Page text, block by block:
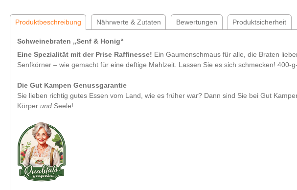
Produktbeschreibung Nährwerte & Zutaten Bewertungen Produktsicherheit
Schweinebraten „Senf & Honig“
Eine Spezialität mit der Prise Raffinesse! Ein Gaumenschmaus für alle, die Braten
Senfkörner – wie gemacht für eine deftige Mahlzeit. Lassen Sie es sich schmecken! 400-
Die Gut Kampen Genussgarantie
Sie lieben richtig gutes Essen vom Land, wie es früher war? Dann sind Sie bei Gut
Körper und Seele!